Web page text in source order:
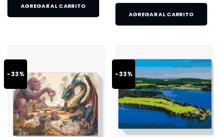
AGREGAR AL CARRITO
AGREGAR AL CARRITO
-33% -33%